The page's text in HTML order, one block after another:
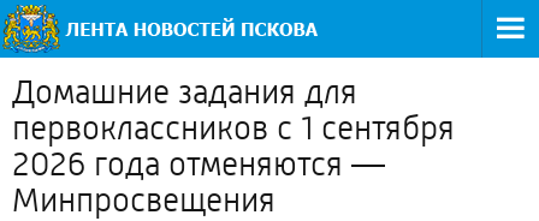
Домашние задания для
первоклассников с 1 сентября
2026 года отменяются —
Минпросвещения